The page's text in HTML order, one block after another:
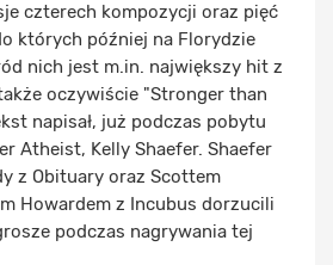
czterech kompozycji oraz pięć
których później na Florydzie
nich jest m.in. największy hit z
oczywiście "Stronger than
napisał, już podczas pobytu
Atheist, Kelly Shaefer. Shaefer
z Obituary oraz Scottem
Howardem z Incubus dorzucili
podczas nagrywania tej